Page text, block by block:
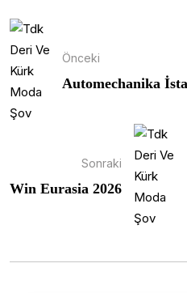
Önceki
Automechanika
Sonraki
Win Eurasia 2026